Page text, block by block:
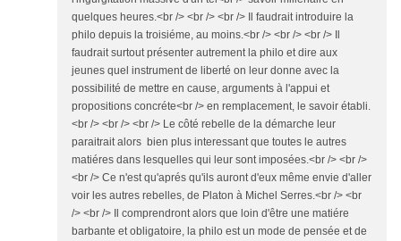
quelques heures.<br /> <br /> <br /> Il faudrait introduire la
philo depuis la troisiéme, au moins.<br /> <br /> <br /> Il
faudrait surtout présenter autrement la philo et dire aux
jeunes quel instrument de liberté on leur donne avec la
possibilité de mettre en cause, arguments à l'appui et
propositions concréte<br /> en remplacement, le savoir établi.
<br /> <br /> <br /> Le côté rebelle de la démarche leur
paraitrait alors bien plus interessant que toutes le autres
matiéres dans lesquelles qui leur sont imposées.<br /> <br />
<br /> Ce n'est qu'aprés qu'ils auront d'eux même envie d'aller
voir les autres rebelles, de Platon à Michel Serres.<br /> <br
/> <br /> Il comprendront alors que loin d'être une matiére
barbante et obligatoire, la philo est un mode de pensée et de